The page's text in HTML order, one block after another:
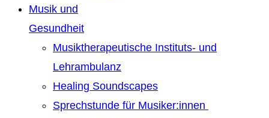
Musik und
Gesundheit
Musiktherapeutische Instituts- und
Lehrambulanz
Healing Soundscapes
Sprechstunde für Musiker:innen